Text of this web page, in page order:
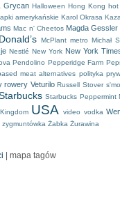
Grycan Halloween Hong Kong hot
amerykańskie Karol Okrasa
Mac n' Cheetos Magda Gessler
McPlant metro Michał
Nestlé New York New York
Pendolino Pepperidge Farm
meat alternatives polityka
rowery Veturilo Russell Stover
Starbucks Peppermint
USA video vodka
zygmuntówka Żabka Żurawina
| mapa tagów